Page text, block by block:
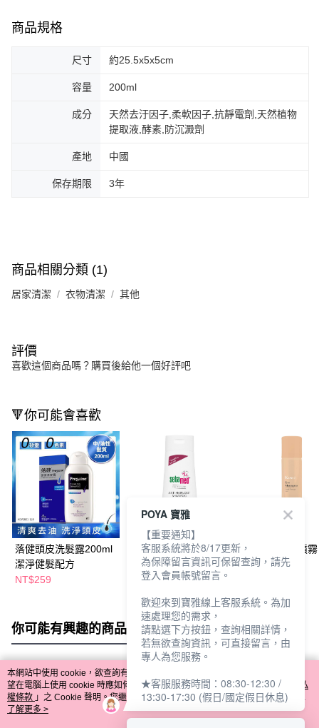
商品規格
尺寸 約25.5x5x5cm
容量 200ml
成分
天然去汙因子,柔軟因子,抗靜電劑,天然植物
提取液,酵素,防沉澱劑
產地 中國
保存期限 3年
商品相關分類 (1)
居家清潔 衣物清潔 其他
評價
喜歡這個商品嗎？購買後給他一個好評吧
🔻你可能會喜歡
落健頭皮洗髮露200ml
潔淨健髮配方
NT$259
施巴安絲洗髮乳200ml
NT$337
kesho乾洗髮噴霧
200ml柑橘
你可能有興趣的商品 全站排行
熱門標籤
本網站中使用 cookie，欲查詢有關本網站使用 cookie 方式之詳情，及若您不希
望在電腦上使用 cookie 時應如何變更電腦的 cookie 設定，請參閱本網站「
隱私
權條款 」之 Cookie 聲明。您繼續使用本網站即表示您同意本公司得按本網站使
用條款之 Cookie 聲明使用 cookie。
了解更多 >
POYA 寶雅
【重要通知】
客服系統將於8/17更新，
為保障留言資訊可保留查詢，請先
登入會員帳號留言。
歡迎來到寶雅線上客服系統。為加
速處理您的需求，
請點選下方按鈕，查詢相關詳情，
若無欲查詢資訊，可直接留言，由
專人為您服務。
★客服服務時間：08:30-12:30 /
13:30-17:30 (假日/國定假日休息)